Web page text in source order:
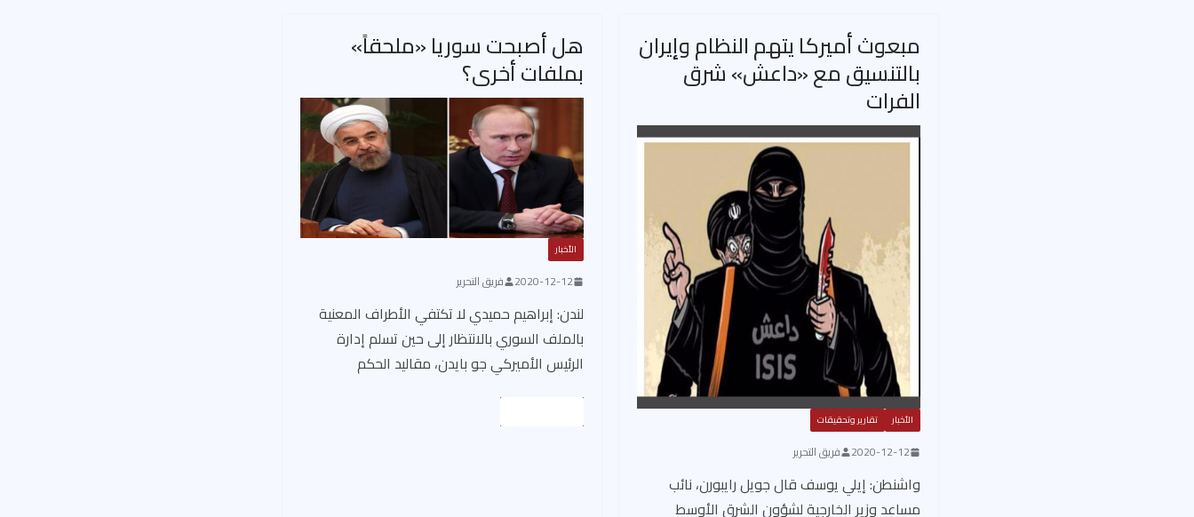
مبعوث أميركا يتهم النظام وإيران
بالتنسيق مع «داعش» شرق
الفرات
الأخبار تقارير وتحقيقات
2020-12-12 فريق التحرير
واشنطن: إيلي يوسف قال جويل رايبورن، نائب
مساعد وزير الخارجية لشؤون الشرق الأوسط
هل أصبحت سوريا «ملحقاً»
بملفات أخرى؟
الأخبار
2020-12-12 فريق التحرير
لندن: إبراهيم حميدي لا تكتفي الأطراف المعنية
بالملف السوري بالانتظار إلى حين تسلم إدارة
الرئيس الأميركي جو بايدن، مقاليد الحكم